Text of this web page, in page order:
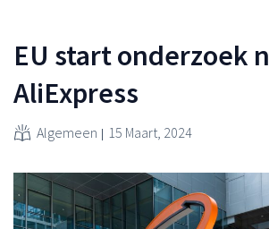
EU start onderzoek
AliExpress
Algemeen 15 Maart, 2024